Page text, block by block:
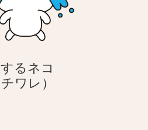
るネコ
チワレ）